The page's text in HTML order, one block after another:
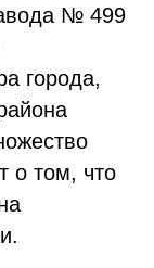
№ 499
города,
о том, что